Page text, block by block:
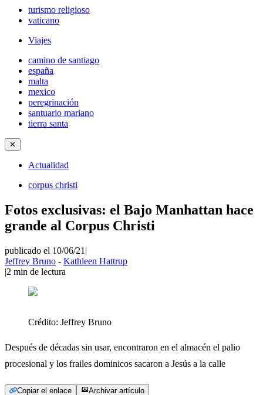
turismo religioso
vaticano
Viajes
camino de santiago
españa
malta
mexico
peregrinación
santuario mariano
tierra santa
✕
Actualidad
corpus christi
Fotos exclusivas: el Bajo Manhattan hace
grande al Corpus Christi
publicado el 10/06/21 |
Jeffrey Bruno - Kathleen Hattrup
|2 min de lectura
Crédito: Jeffrey Bruno
Después de décadas sin usar, encontraron en el almacén el palio
procesional y los frailes dominicos sacaron a Jesús a la calle
Copiar el enlace Archivar artículo